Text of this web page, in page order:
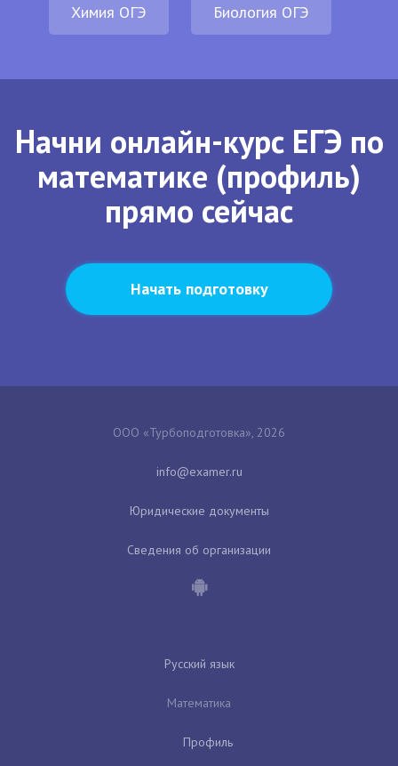
Химия ОГЭ Биология ОГЭ
Начни онлайн-курс ЕГЭ по
математике (профиль)
прямо сейчас
Начать подготовку
ООО «Турбоподготовка», 2026
Юридические документы
Сведения об организации
Русский язык
Математика
Профиль